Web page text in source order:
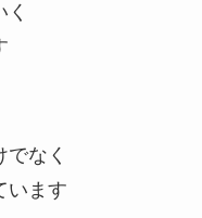
なく
います